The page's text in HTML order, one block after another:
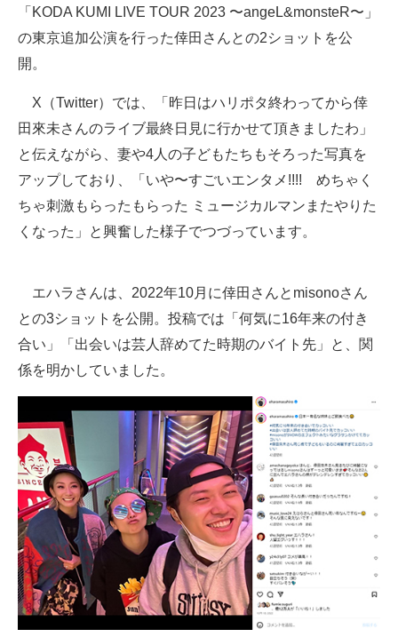
製造業のIT導入・活用を支援
エレクトロニクス専門サイト
電子設計の基本と応用
エネルギーの専門メディア
建設×テクノロジーの最前線
「KODA KUMI LIVE TOUR 2023 〜angeL&monsteR〜」
の東京追加公演を行った倖田さんとの2ショットを公
開。
X（Twitter）では、「昨日はハリポタ終わってから倖
田來未さんのライブ最終日見に行かせて頂きましたわ」
と伝えながら、妻や4人の子どもたちもそろった写真を
アップしており、「いや〜すごいエンタメ!!!! めちゃく
ちゃ刺激もらったもらった ミュージカルマンまたやりた
くなった」と興奮した様子でつづっています。
エハラさんは、2022年10月に倖田さんとmisonoさん
との3ショットを公開。投稿では「何気に16年来の付き
合い」「出会いは芸人辞めてた時期のバイト先」と、関
係を明かしていました。